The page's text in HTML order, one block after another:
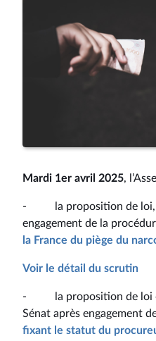
Mardi 1er avril 2025,
- la proposition de loi,
engagement de la
la France du piège du
Voir le détail du scrutin
- la proposition de loi
Sénat après engagement
fixant le statut du